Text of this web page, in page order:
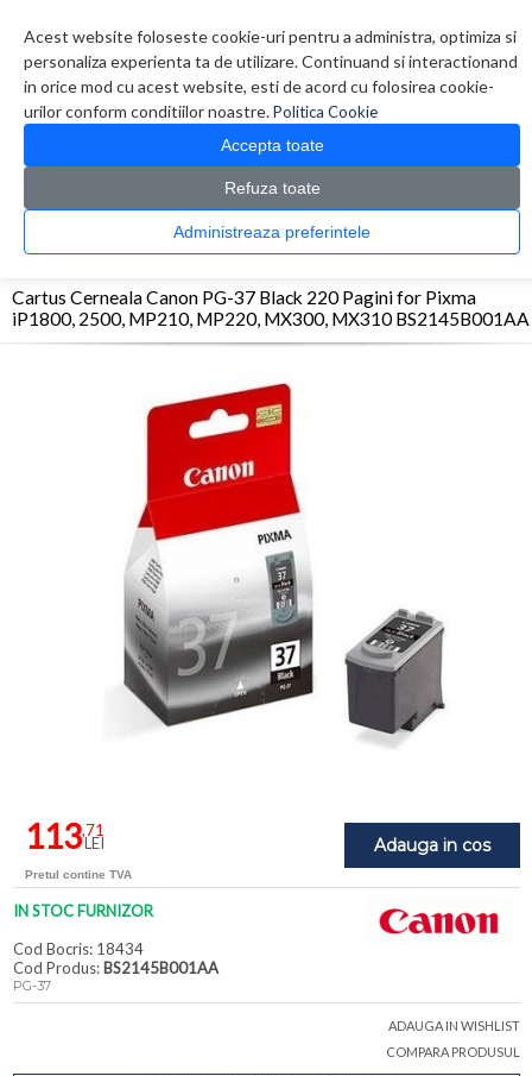
Acest website foloseste cookie-uri pentru a administra, optimiza si
personaliza experienta ta de utilizare. Continuand si interactionand
in orice mod cu acest website, esti de acord cu folosirea cookie-
urilor conform conditiilor noastre.Politica Cookie
Accepta toate
Refuza toate
Administreaza preferintele
0 produs(e)
CATALOG PRODUSE
Consumabile originale > Inkjet > Cartus Cerneala Canon PG-37 Black
Cartus Cerneala Canon PG-37 Black 220 Pagini for Pixma
iP1800, 2500, MP210, MP220, MX300, MX310 BS2145B001AA
Adauga in cos
113,71
LEI
Pretul contine TVA
IN STOC FURNIZOR
Cod Bocris: 18434
Cod Produs: BS2145B001AA
PG-37
ADAUGA IN WISHLIST
COMPARA PRODUSUL